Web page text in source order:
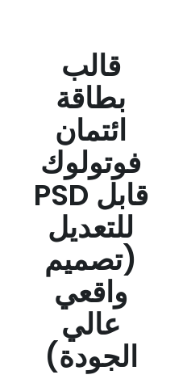
قالب
بطاقة
ائتمان
فوتولوك
PSD قابل
للتعديل
(تصميم
واقعي
عالي
الجودة)